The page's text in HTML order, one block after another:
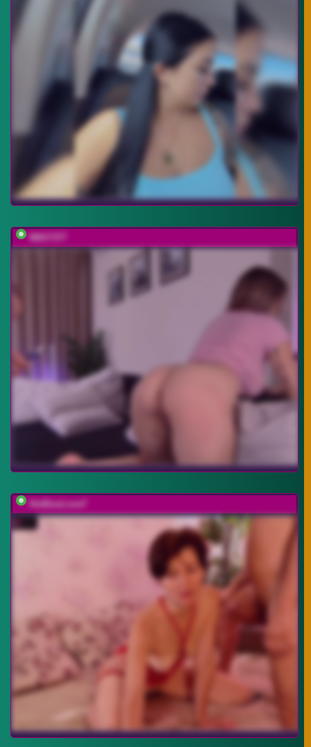
NIKI7377
HotDuoLove7